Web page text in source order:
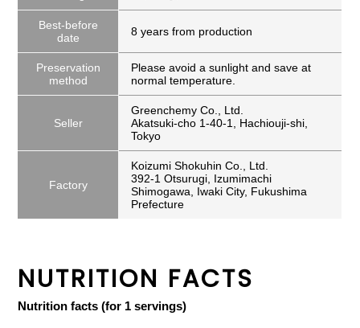
Best-before
date
8 years from production
Preservation
method
Please avoid a sunlight and save at
normal temperature.
Seller
Greenchemy Co., Ltd.
Akatsuki-cho 1-40-1, Hachiouji-shi,
Tokyo
Factory
Koizumi Shokuhin Co., Ltd.
392-1 Otsurugi, Izumimachi
Shimogawa, Iwaki City, Fukushima
Prefecture
NUTRITION FACTS
Nutrition facts (for 1 servings)